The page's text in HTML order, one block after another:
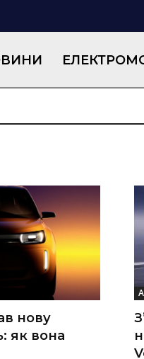
нову
як вона